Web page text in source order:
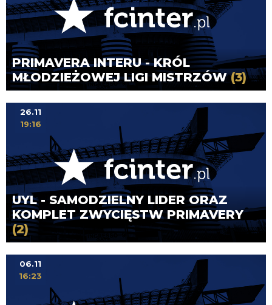
PRIMAVERA INTERU - KRÓL
MŁODZIEŻOWEJ LIGI MISTRZÓW(3)
UYL - SAMODZIELNY LIDER ORAZ
KOMPLET ZWYCIĘSTW PRIMAVERY
(2)
26.11
19:16
06.11
16:23